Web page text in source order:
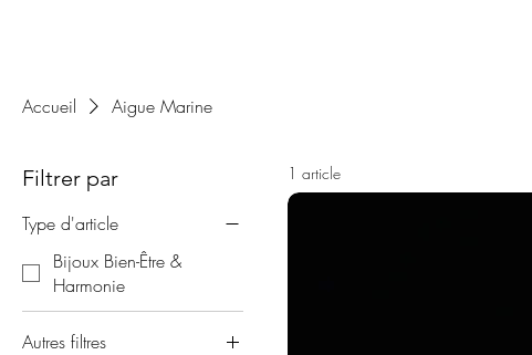
Accueil Aigue Marine
Filtrer par
Type d'article
Bijoux Bien-Être &
Harmonie
Autres filtres
1 article